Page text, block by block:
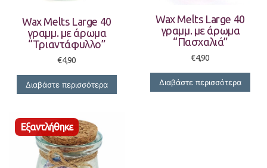
Wax Melts Large 40
γραμμ. με άρωμα
“Τριαντάφυλλο”
€4,90
Διαβάστε περισσότερα
Wax Melts Large 40
γραμμ. με άρωμα
“Πασχαλιά”
€4,90
Διαβάστε περισσότερα